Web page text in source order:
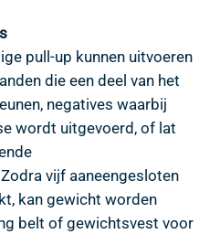
pull-up kunnen uitvoeren
die een deel van het
negatives waarbij
wordt uitgevoerd, of lat
vijf aaneengesloten
kan gewicht worden
belt of gewichtsvest voor